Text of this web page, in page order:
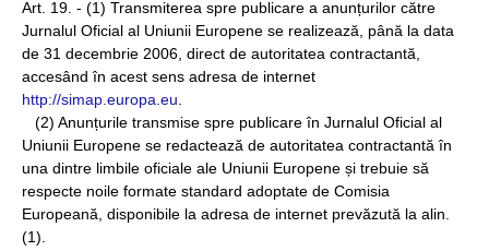
Art. 19. - (1) Transmiterea spre publicare a anunțurilor către
Jurnalul Oficial al Uniunii Europene se realizează, până la data
de 31 decembrie 2006, direct de autoritatea contractantă,
accesând în acest sens adresa de internet
http://simap.europa.eu
(2) Anunțurile transmise spre publicare în Jurnalul Oficial al
Uniunii Europene se redactează de autoritatea contractantă în
una dintre limbile oficiale ale Uniunii Europene și trebuie să
respecte noile formate standard adoptate de Comisia
Europeană, disponibile la adresa de internet prevăzută la alin.
(1).